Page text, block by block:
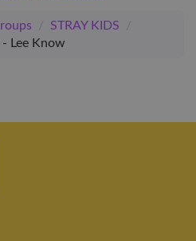
/ STRAY KIDS
/
Lee Know